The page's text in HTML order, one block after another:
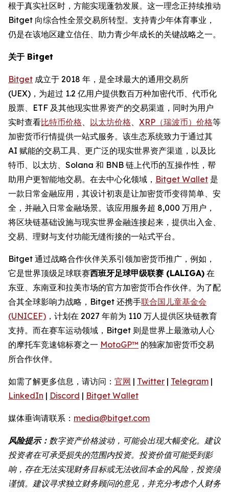
根于真实社区时，方能实现蓬勃发展。这一理念正持续推动
Bitget 向综合性全景交易所转型。支持青少年体育事业，
仍是在该地区建立信任、助力青少年成长的关键战略之一。
关于 Bitget
Bitget 成立于 2018 年，是全球最大的通用交易所
(UEX)，为超过 1.2 亿用户提供数百万种加密代币、代币化
股票、ETF 及其他现实世界资产的交易渠道，同时为用户
实时查看比特币价格、 以太坊价格、 XRP（瑞波币）价格等
加密货币行情提供一站式服务。该生态系统致力于通过其
AI 赋能的交易工具、更广泛的现实世界资产渠道，以及比
特币、以太坊、Solana 和 BNB 链上代币的互操作性，帮
助用户更智能地交易。在去中心化领域， Bitget Wallet 是
一款日常金融应用，其设计初衷是让加密货币变得简单、安
全，并融入日常金融场景。该应用服务超 8,000 万用户，
将区块链基础设施与现实世界金融连接起来，提供出入金、
交易、理财与支付功能无缝衔接的一站式平台。
Bitget 通过战略合作伙伴关系引领加密货币推广，例如，
它是世界顶级足球联赛西班牙足球甲级联赛 (LALIGA) 在
东亚、东南亚和拉美市场的官方加密货币合作伙伴。为了配
合其全球影响力战略，Bitget 还携手联合国儿童基金会
(UNICEF) ，计划在 2027 年前为 110 万人提供区块链教育
支持。而在赛车运动领域，Bitget 则是世界上最激动人心
的摩托车竞速锦标赛之一 MotoGP™ 的独家加密货币交易
所合作伙伴。
如需了解更多信息，请访问： 官网 | Twitter | Telegram |
LinkedIn | Discord | Bitget Wallet
媒体垂询请联系： media@bitget.com
风险提示： 数字资产价格波动，可能会出现大幅变化。建议
投资者在可承受损失的范围内投资。投资价值可能受到影
响，存在无法实现财务目标或无法收回本金的风险，投资须
谨慎。建议寻求独立财务顾问的意见，并充分考虑个人财务